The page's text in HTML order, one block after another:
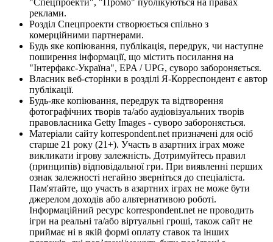
реклами.
Розділ Спецпроекти створюється спільно з
комерційними партнерами.
Будь яке копіювання, публікація, передрук, чи наступне
поширення інформації, що містить посилання на
"Інтерфакс-Україна", EPA / UPG, суворо забороняється.
Власник веб-сторінки в розділі Я-Корреспондент є автор
публікації.
Будь-яке копіювання, передрук та відтворення
фотографічних творів та/або аудіовізуальних творів
правовласника Getty Images - суворо забороняється.
Матеріали сайту korrespondent.net призначені для осіб
старше 21 року (21+). Участь в азартних іграх може
викликати ігрову залежність. Дотримуйтесь правил
(принципів) відповідальної гри. При виявленні перших
ознак залежності негайно зверніться до спеціаліста.
Пам'ятайте, що участь в азартних іграх не може бути
джерелом доходів або альтернативою роботі.
Інформаційний ресурс korrespondent.net не проводить
ігри на реальні та/або віртуальні гроші, також сайт не
приймає ні в якій формі оплату ставок та інших